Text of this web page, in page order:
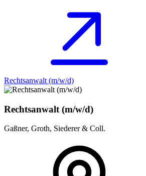
Rechtsanwalt (m/w/d)
Rechtsanwalt (m/w/d)
Gaßner, Groth, Siederer & Coll.